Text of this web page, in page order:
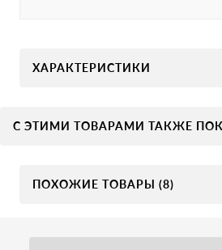
ХАРАКТЕРИСТИКИ
С ЭТИМИ ТОВАРАМИ ТАКЖЕ
ПОХОЖИЕ ТОВАРЫ (8)